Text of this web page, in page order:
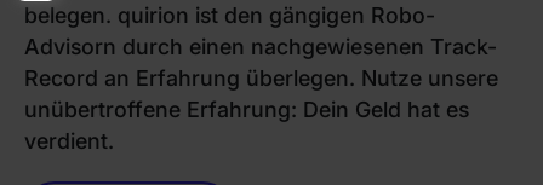
belegen. quirion ist den gängigen Robo-
Advisorn durch einen nachgewiesenen Track-
Record an Erfahrung überlegen. Nutze unsere
unübertroffene Erfahrung: Dein Geld hat es
verdient.